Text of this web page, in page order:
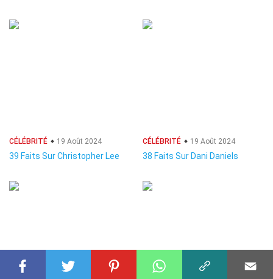
CÉLÉBRITÉ 19 Août 2024
39 Faits Sur Christopher Lee
CÉLÉBRITÉ 19 Août 2024
38 Faits Sur Dani Daniels